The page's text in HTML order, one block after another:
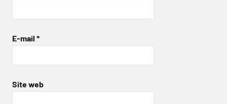
E-mail *
Site web